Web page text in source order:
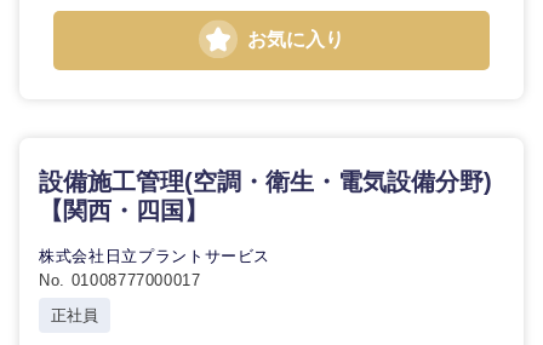
お気に入り
設備施工管理(空調・衛生・電気設備分野)
【関西・四国】
株式会社日立プラントサービス
No. 01008777000017
正社員